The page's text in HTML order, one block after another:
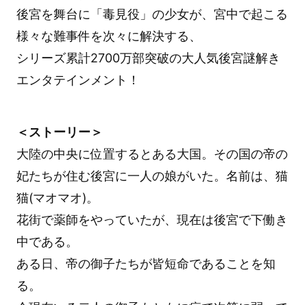
後宮を舞台に「毒見役」の少女が、宮中で起こる
様々な難事件を次々に解決する、
シリーズ累計2700万部突破の大人気後宮謎解き
エンタテインメント！
＜ストーリー＞
大陸の中央に位置するとある大国。その国の帝の
妃たちが住む後宮に一人の娘がいた。名前は、猫
猫(マオマオ)。
花街で薬師をやっていたが、現在は後宮で下働き
中である。
ある日、帝の御子たちが皆短命であることを知
る。